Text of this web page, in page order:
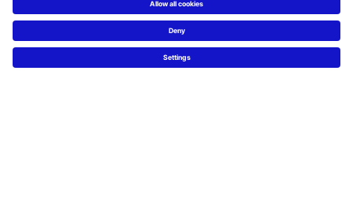
Novinky & tiskové zprávy
Designové fotky
Často kladené otázky